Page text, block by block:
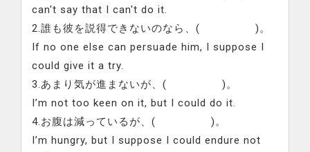
can't say that I can't do it.
2.誰も彼を説得できないのなら、( )。
If no one else can persuade him, I suppose I
could give it a try.
3.あまり気が進まないが、( )。
I’m not too keen on it, but I could do it.
4.お腹は減っているが、( )。
I’m hungry, but I suppose I could endure not